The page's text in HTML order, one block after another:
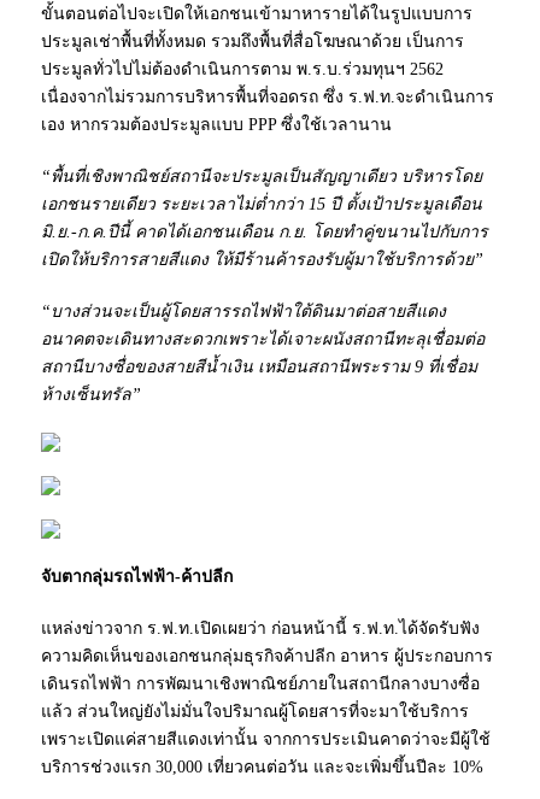
ขั้นตอนต่อไปจะเปิดให้เอกชนเข้ามาหารายได้ในรูปแบบการ
ประมูลเช่าพื้นที่ทั้งหมด รวมถึงพื้นที่สื่อโฆษณาด้วย เป็นการ
ประมูลทั่วไปไม่ต้องดำเนินการตาม พ.ร.บ.ร่วมทุนฯ 2562
เนื่องจากไม่รวมการบริหารพื้นที่จอดรถ ซึ่ง ร.ฟ.ท.จะดำเนินการ
เอง หากรวมต้องประมูลแบบ PPP ซึ่งใช้เวลานาน
“พื้นที่เชิงพาณิชย์สถานีจะประมูลเป็นสัญญาเดียว บริหารโดย
เอกชนรายเดียว ระยะเวลาไม่ต่ำกว่า 15 ปี ตั้งเป้าประมูลเดือน
มิ.ย.-ก.ค.ปีนี้ คาดได้เอกชนเดือน ก.ย. โดยทำคู่ขนานไปกับการ
เปิดให้บริการสายสีแดง ให้มีร้านค้ารองรับผู้มาใช้บริการด้วย”
“บางส่วนจะเป็นผู้โดยสารรถไฟฟ้าใต้ดินมาต่อสายสีแดง
อนาคตจะเดินทางสะดวกเพราะได้เจาะผนังสถานีทะลุเชื่อมต่อ
สถานีบางซื่อของสายสีน้ำเงิน เหมือนสถานีพระราม 9 ที่เชื่อม
ห้างเซ็นทรัล”
จับตากลุ่มรถไฟฟ้า-ค้าปลีก
แหล่งข่าวจาก ร.ฟ.ท.เปิดเผยว่า ก่อนหน้านี้ ร.ฟ.ท.ได้จัดรับฟัง
ความคิดเห็นของเอกชนกลุ่มธุรกิจค้าปลีก อาหาร ผู้ประกอบการ
เดินรถไฟฟ้า การพัฒนาเชิงพาณิชย์ภายในสถานีกลางบางซื่อ
แล้ว ส่วนใหญ่ยังไม่มั่นใจปริมาณผู้โดยสารที่จะมาใช้บริการ
เพราะเปิดแค่สายสีแดงเท่านั้น จากการประเมินคาดว่าจะมีผู้ใช้
บริการช่วงแรก 30,000 เที่ยวคนต่อวัน และจะเพิ่มขึ้นปีละ 10%